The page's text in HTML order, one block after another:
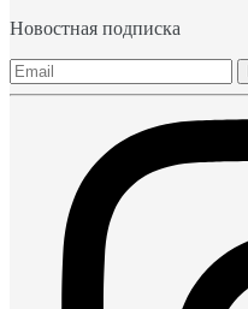
Новостная подписка